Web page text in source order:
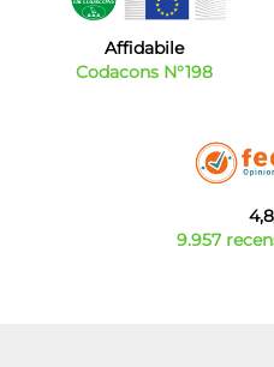
Affidabile
Codacons N°198
9.957